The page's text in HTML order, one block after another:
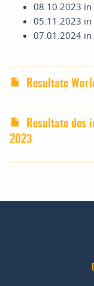
08.10.2023 in
05.11.2023 in
07.01.2024 in
Resultate
Resultate des
2023